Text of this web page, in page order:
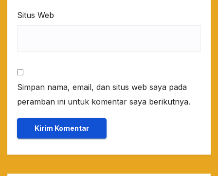
Situs Web
Simpan nama, email, dan situs web saya pada
peramban ini untuk komentar saya berikutnya.